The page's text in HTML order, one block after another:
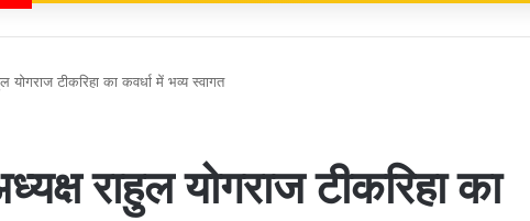
योगराज टीकरिहा का कवर्धा में भव्य स्वागत
राहुल योगराज टीकरिहा का